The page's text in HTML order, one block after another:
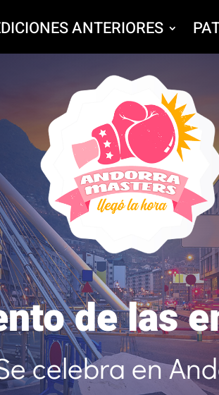
ANTERIORES
de las
celebra en